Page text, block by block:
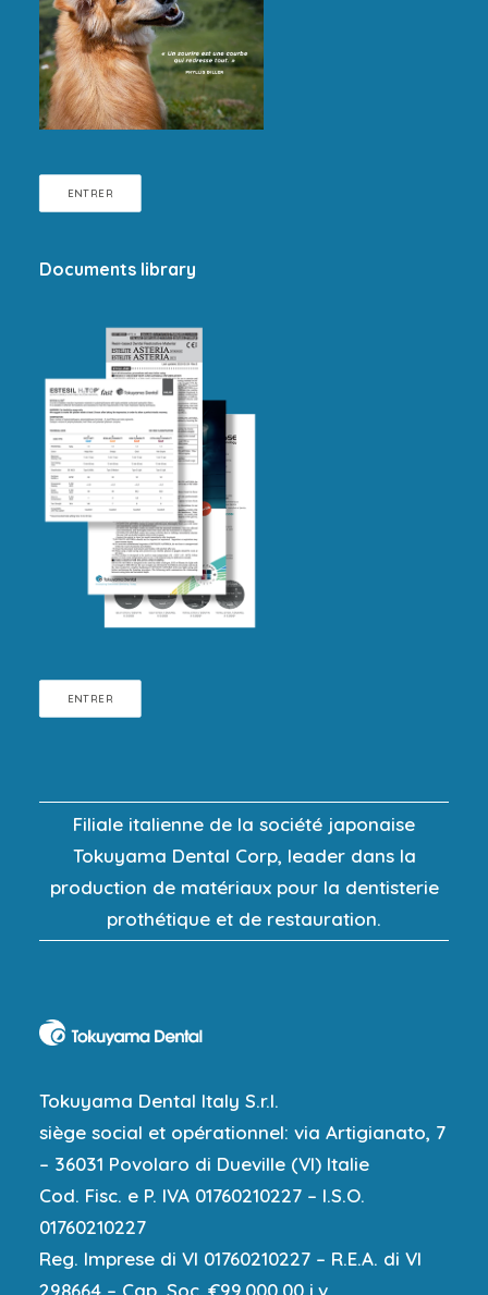
ENTRER
Documents library
ENTRER
Filiale italienne de la société japonaise
Tokuyama Dental Corp, leader dans la
production de matériaux pour la dentisterie
prothétique et de restauration.
Tokuyama Dental Italy S.r.l.
siège social et opérationnel: via Artigianato, 7
– 36031 Povolaro di Dueville (VI) Italie
Cod. Fisc. e P. IVA 01760210227 – I.S.O.
01760210227
Reg. Imprese di VI 01760210227 – R.E.A. di VI
298664 – Cap. Soc. €99.000,00 i.v.